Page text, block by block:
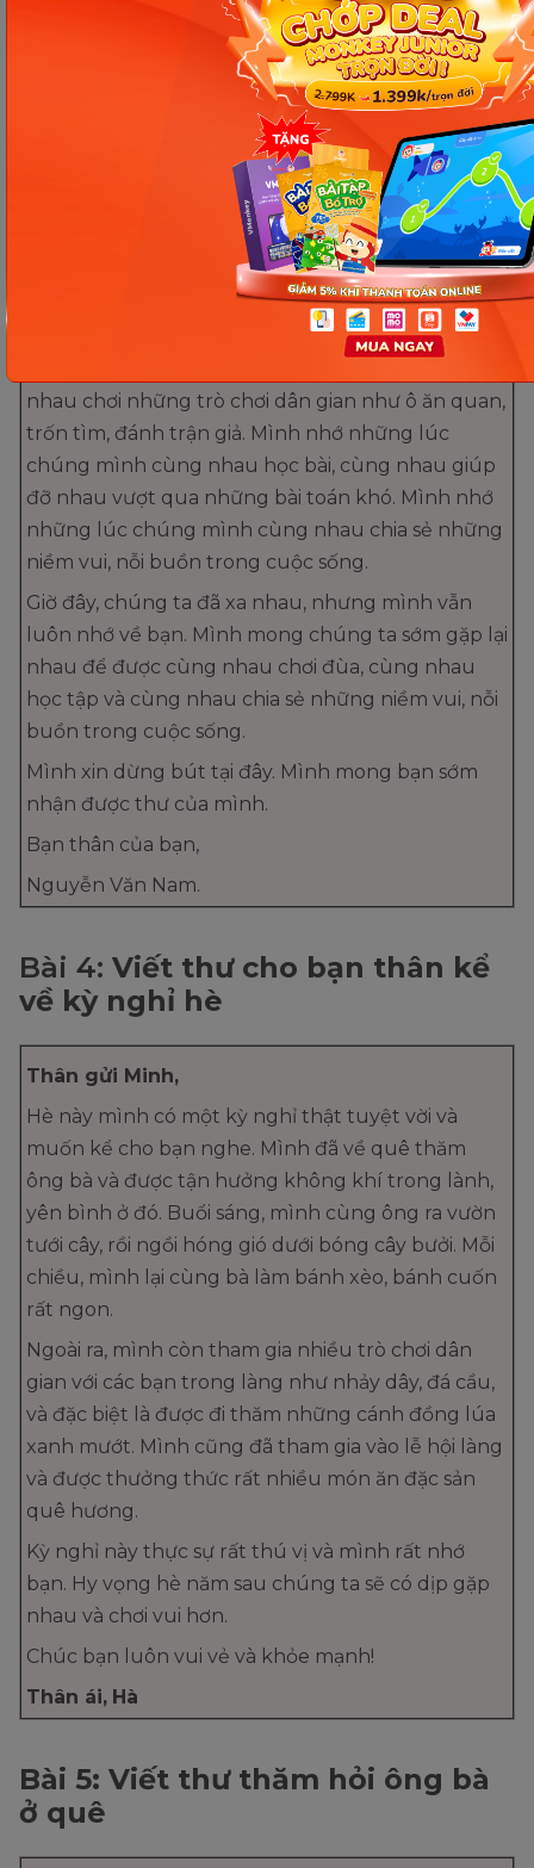
Chắc bạn đã lâu không nhận được thư của mình
rồi phải không? Mình đang viết thư này để hỏi
thăm bạn và kể cho bạn nghe về những chuyện ở
Bạn vẫn khỏe chứ? Học tập ở trường bạn có tốt
không? Mình vẫn khỏe, học tập ở đây cũng tốt.
Mình đang học lớp 4A, trường Tiểu học Nguyễn
Trãi. Bạn có còn nhớ những lúc chúng ta cùng
nhau chơi đùa ở quê không? Mình nhớ những lúc
đó lắm. Chúng mình cùng nhau chạy nhảy, nô
nhau chơi những trò chơi dân gian như ô ăn quan,
trốn tìm, đánh trận giả. Mình nhớ những lúc
chúng mình cùng nhau học bài, cùng nhau giúp
đỡ nhau vượt qua những bài toán khó. Mình nhớ
những lúc chúng mình cùng nhau chia sẻ những
niềm vui, nỗi buồn trong cuộc sống.
Giờ đây, chúng ta đã xa nhau, nhưng mình vẫn
luôn nhớ về bạn. Mình mong chúng ta sớm gặp lại
nhau để được cùng nhau chơi đùa, cùng nhau
học tập và cùng nhau chia sẻ những niềm vui, nỗi
buồn trong cuộc sống.
Mình xin dừng bút tại đây. Mình mong bạn sớm
nhận được thư của mình.
Bạn thân của bạn,
Nguyễn Văn Nam.
Bài 4: Viết thư cho bạn thân kể
về kỳ nghỉ hè
Thân gửi Minh,
Hè này mình có một kỳ nghỉ thật tuyệt vời và
muốn kể cho bạn nghe. Mình đã về quê thăm
ông bà và được tận hưởng không khí trong lành,
yên bình ở đó. Buổi sáng, mình cùng ông ra vườn
tưới cây, rồi ngồi hóng gió dưới bóng cây bưởi. Mỗi
chiều, mình lại cùng bà làm bánh xèo, bánh cuốn
rất ngon.
Ngoài ra, mình còn tham gia nhiều trò chơi dân
gian với các bạn trong làng như nhảy dây, đá cầu,
và đặc biệt là được đi thăm những cánh đồng lúa
xanh mướt. Mình cũng đã tham gia vào lễ hội làng
và được thưởng thức rất nhiều món ăn đặc sản
quê hương.
Kỳ nghỉ này thực sự rất thú vị và mình rất nhớ
bạn. Hy vọng hè năm sau chúng ta sẽ có dịp gặp
nhau và chơi vui hơn.
Chúc bạn luôn vui vẻ và khỏe mạnh!
Thân ái, Hà
Bài 5: Viết thư thăm hỏi ông bà
ở quê